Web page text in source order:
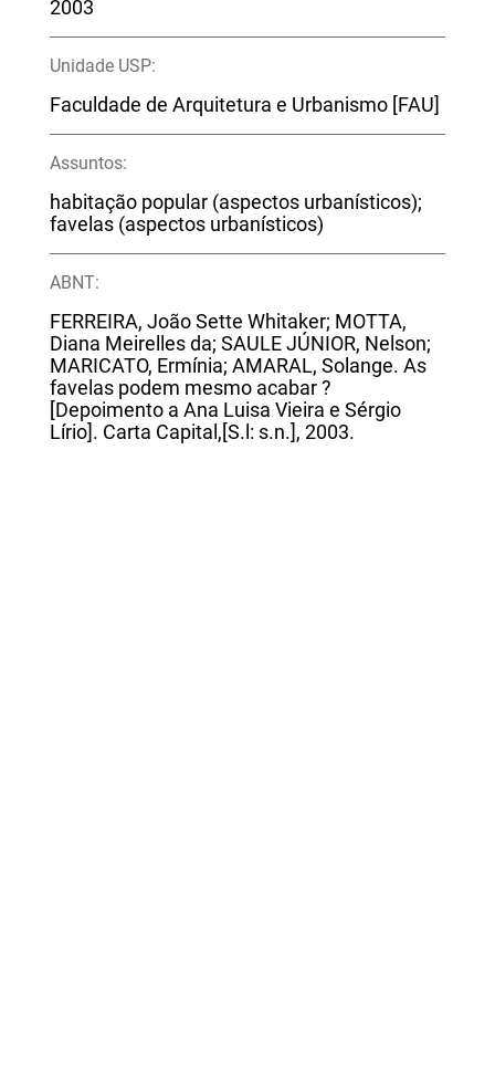
2003
Unidade USP:
Faculdade de Arquitetura e Urbanismo [FAU]
Assuntos:
habitação popular (aspectos urbanísticos);
favelas (aspectos urbanísticos)
ABNT:
FERREIRA, João Sette Whitaker; MOTTA,
Diana Meirelles da; SAULE JÚNIOR, Nelson;
MARICATO, Ermínia; AMARAL, Solange. As
favelas podem mesmo acabar ?
[Depoimento a Ana Luisa Vieira e Sérgio
Lírio]. Carta Capital,[S.l: s.n.], 2003.